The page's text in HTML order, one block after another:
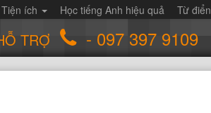
Tiện ích Học tiếng Anh hiệu quả Từ điển
TRỢ - 097 397 9109